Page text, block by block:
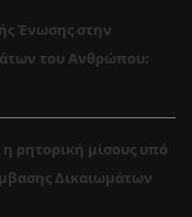
Ένωσης στην
του Ανθρώπου:
ρητορική μίσους υπό
Δικαιωμάτων